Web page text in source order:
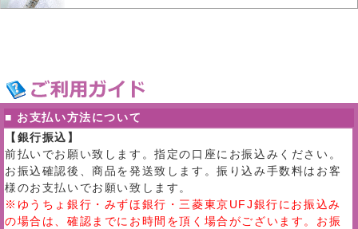
■ お支払い方法について
【銀行振込】
前払いでお願い致します。指定の口座にお振込みください。
お振込確認後、商品を発送致します。振り込み手数料はお客
様のお支払いでお願い致します。
※ゆうちょ銀行・みずほ銀行・三菱東京UFJ銀行にお振込み
の場合は、確認までにお時間を頂く場合がございます。お振